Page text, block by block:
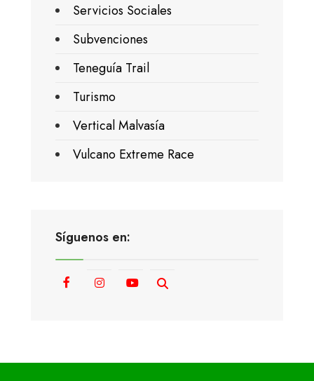
Servicios Sociales
Subvenciones
Teneguía Trail
Turismo
Vertical Malvasía
Vulcano Extreme Race
Síguenos en: